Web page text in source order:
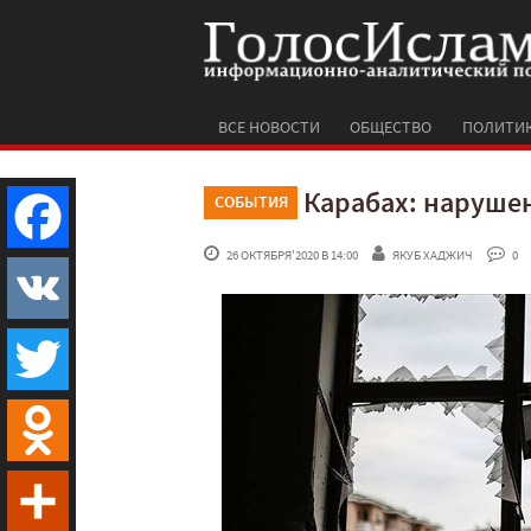
ВСЕ НОВОСТИ ОБЩЕСТВО
СОБЫТИЯ Карабах:
26 ОКТЯБРЯ'2020 В 14:00 ЯКУБ ХАДЖИЧ 0
Facebook
VK
Twitter
Odnoklassniki